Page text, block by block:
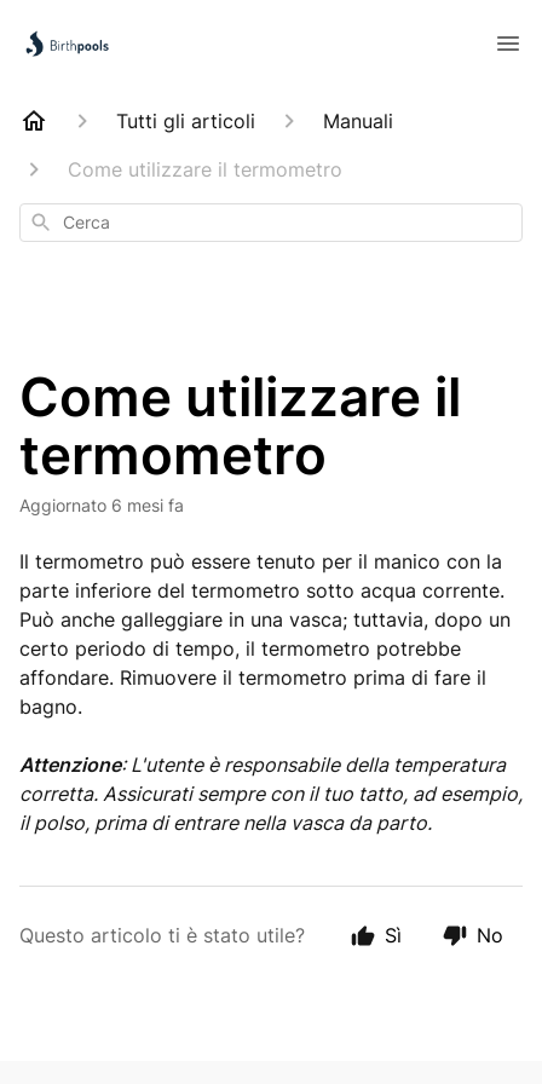
Tutti gli articoli
Manuali
Come utilizzare il termometro
Cerca
Come utilizzare il
termometro
Aggiornato 6 mesi fa
Il termometro può essere tenuto per il manico con la
parte inferiore del termometro sotto acqua corrente.
Può anche galleggiare in una vasca; tuttavia, dopo un
certo periodo di tempo, il termometro potrebbe
affondare. Rimuovere il termometro prima di fare il
bagno.
Attenzione: L'utente è responsabile della temperatura
corretta. Assicurati sempre con il tuo tatto, ad esempio,
il polso, prima di entrare nella vasca da parto.
Questo articolo ti è stato utile? Sì No